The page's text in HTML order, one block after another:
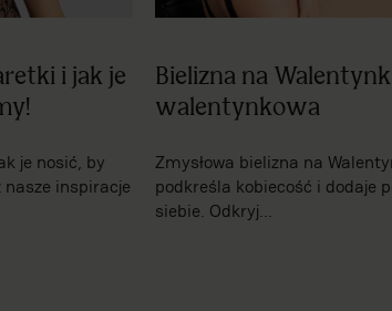
i jak je
je nosić, by
inspiracje
Bielizna na
walentynkowa
Zmysłowa bielizna na
podkreśla kobiecość i dodaje
siebie. Odkryj...